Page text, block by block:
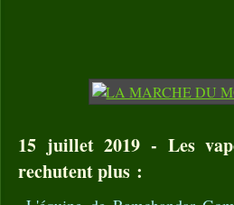
15 juillet 2019 - Les
rechutent plus :